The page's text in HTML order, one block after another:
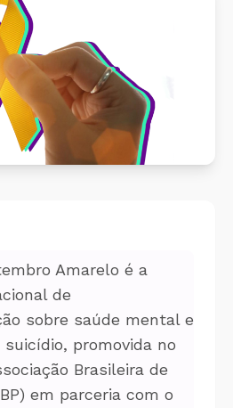
o produto
nosso produto de
Amarelo é a
de
sobre saúde mental e
suicídio, promovida no
Brasileira de
em parceria com o